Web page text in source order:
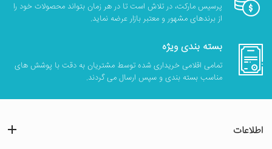
پرسیس مارکت، در تلاش است تا در هر زمان بتواند محصولات خود را
از برندهای مشهور و معتبر بازار عرضه نماید.
بسته بندی ویژه
تمامی اقلامی خریداری شده توسط مشتریان به دقت با پوشش های
مناسب بسته بندی و سپس ارسال می گردند.
اطلاعات